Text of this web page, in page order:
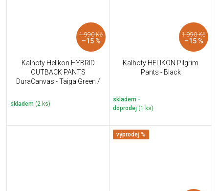
1 990 Kč
–15 %
Kalhoty Helikon HYBRID
OUTBACK PANTS
DuraCanvas - Taiga Green /
skladem (2 ks)
1 990 Kč
–15 %
Kalhoty HELIKON Pilgrim
Pants - Black
skladem -
doprodej (1 ks)
výprodej %